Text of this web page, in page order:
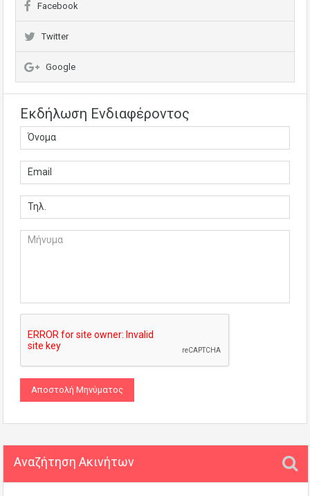
Facebook
Twitter
Google
Εκδήλωση Ενδιαφέροντος
Αναζήτηση Ακινήτων